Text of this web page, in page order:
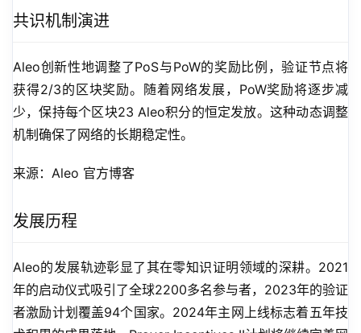
共识机制演进
Aleo创新性地调整了PoS与PoW的奖励比例，验证节点将
获得2/3的区块奖励。随着网络发展，PoW奖励将逐步减
少，保持每个区块23 Aleo积分的恒定发放。这种动态调整
机制确保了网络的长期稳定性。
来源：Aleo 官方博客
发展历程
Aleo的发展轨迹彰显了其在零知识证明领域的深耕。2021
年的启动仪式吸引了全球2200多名参与者，2023年的验证
者激励计划覆盖94个国家。2024年主网上线标志着五年技